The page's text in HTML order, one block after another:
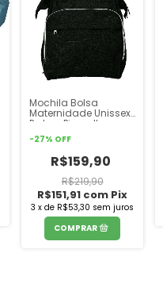
Mochila Bolsa
Maternidade Unissex
Preta - Pimpolho
-27% OFF
R$159,90
R$219,90
R$151,91 com Pix
3 x de R$53,30 sem juros